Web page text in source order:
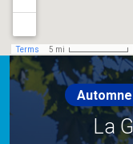
Automne
La